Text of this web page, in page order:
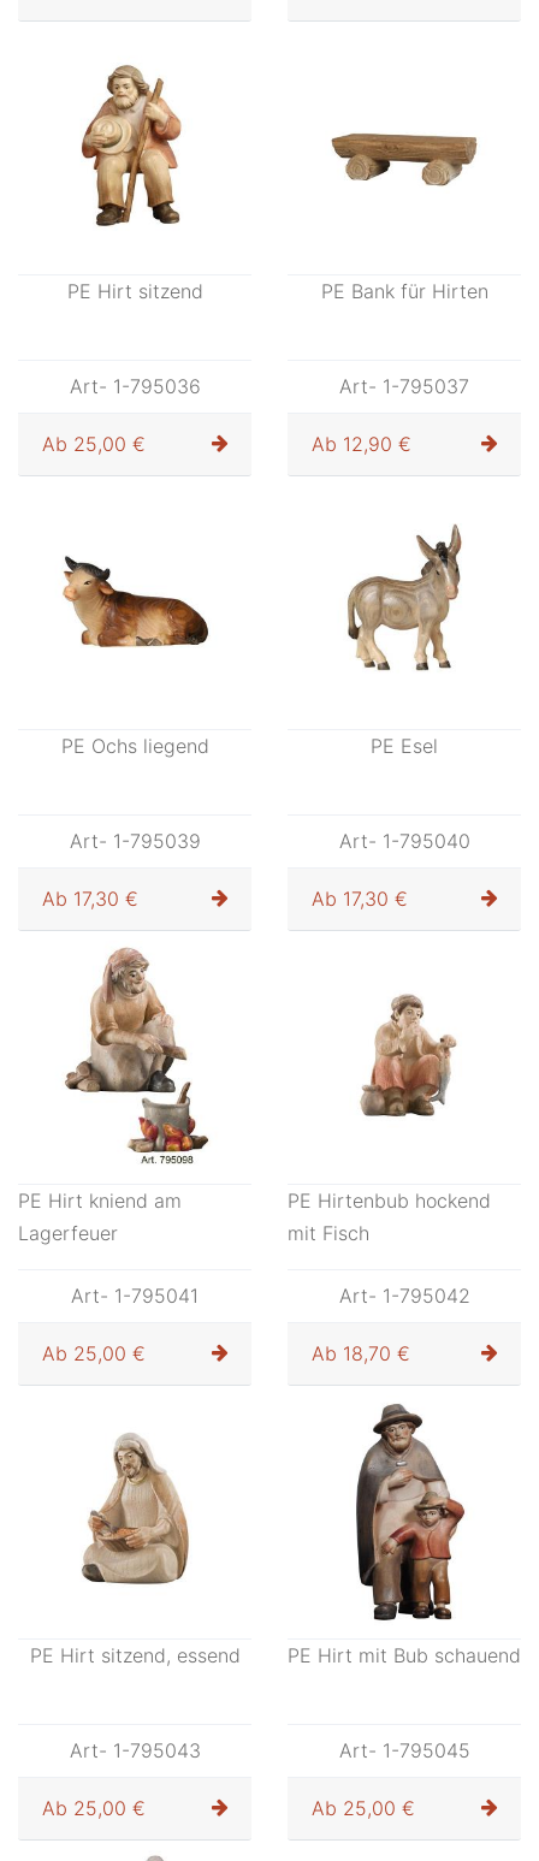
PE Hirt sitzend
Art- 1-795036
Ab 25,00 €
PE Bank für Hirten
Art- 1-795037
Ab 12,90 €
PE Ochs liegend
Art- 1-795039
Ab 17,30 €
PE Esel
Art- 1-795040
Ab 17,30 €
PE Hirt kniend am
Lagerfeuer
Art- 1-795041
Ab 25,00 €
PE Hirtenbub hockend
mit Fisch
Art- 1-795042
Ab 18,70 €
PE Hirt sitzend, essend
Art- 1-795043
Ab 25,00 €
PE Hirt mit Bub schauend
Art- 1-795045
Ab 25,00 €